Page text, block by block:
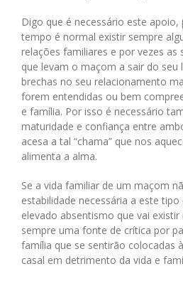
Digo que é necessário este
tempo é normal existir sempre
relações familiares e por vezes as
que levam o maçom a sair do seu
brechas no seu relacionamento
forem entendidas ou bem
e família. Por isso é necessário
maturidade e confiança entre
acesa a tal “chama” que nos
alimenta a alma.
Se a vida familiar de um maçom
estabilidade necessária a este
elevado absentismo que vai
sempre uma fonte de crítica por
família que se sentirão colocadas
casal em detrimento da vida e